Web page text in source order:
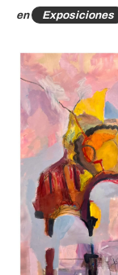
en
Exposiciones